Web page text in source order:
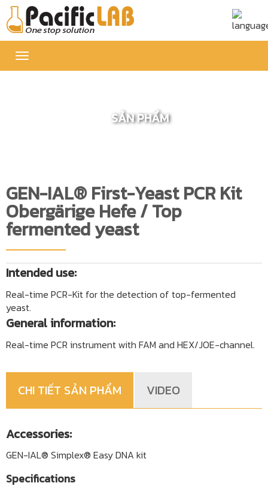
Toggle
navigation
SẢN PHẨM
GEN-IAL® First-Yeast PCR Kit
Obergärige Hefe / Top
fermented yeast
Intended use:
Real-time PCR-Kit for the detection of top-fermented
yeast.
General information:
Real-time PCR instrument with FAM and HEX/JOE-channel.
CHI TIẾT SẢN PHẨM VIDEO
Accessories:
GEN-IAL® Simplex® Easy DNA kit
Specifications